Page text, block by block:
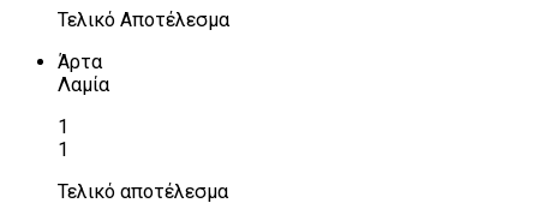
Τελικό Αποτέλεσμα
Άρτα
Λαμία
1
1
Τελικό αποτέλεσμα